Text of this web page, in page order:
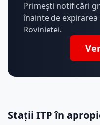
Primești notificări
înainte de expirarea
Rovinietei.
Stații ITP în